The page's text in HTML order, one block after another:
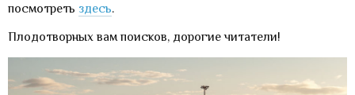
посмотреть здесь.
Плодотворных вам поисков, дорогие читатели!